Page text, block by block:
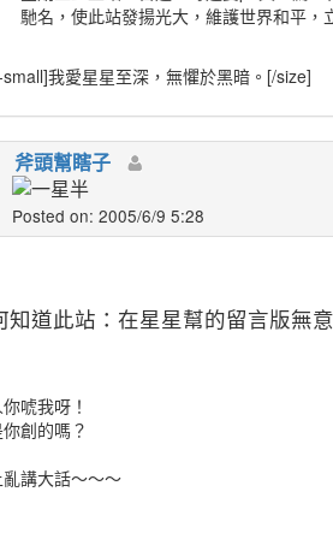
使此站發揚光大，維護世界和平，立
我愛星星至深，無懼於黑暗。 [/size]
斧頭幫瞎子
Posted on: 2005/6/9 5:28
知道此站：在星星幫的留言版無
唬我呀！
創的嗎？
講大話～～～